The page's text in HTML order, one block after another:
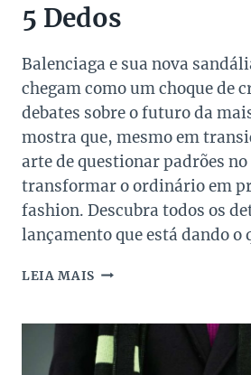
5 Dedos
Balenciaga e sua nova
chegam como um choque de
debates sobre o futuro da
mostra que, mesmo em
arte de questionar padrões no
transformar o ordinário em
fashion. Descubra todos os
lançamento que está dando o
LEIA MAIS BALENCIAGA
“TOEWEAR”
COM
SANDÁLIA